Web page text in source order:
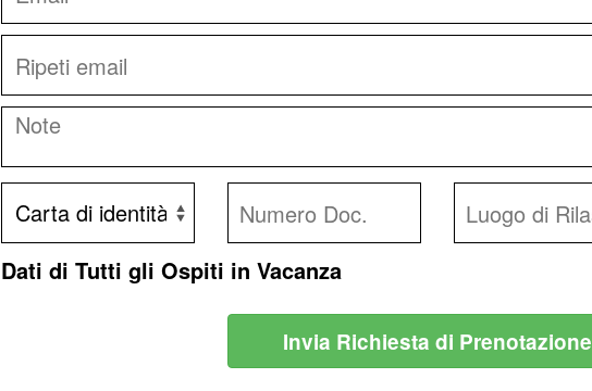
Dati di Tutti gli Ospiti in Vacanza
Invia Richiesta di Prenotazione